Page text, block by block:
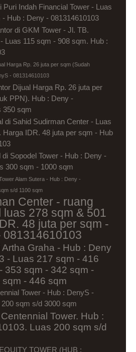
Puri Indah Financial Tower - Luas
Hub : Deny - 081314610103
di GKM Tower - Jl. TB.
Luas 115 sqm - 908 sqm. Hub :
Harga Rp. 26 juta per sqm (Sudah
- 081314610103
Dijual Harga Rp. 26 juta per
PPN). Hub : Deny -
350 sqm
di Sahid Sudirman Center - Luas
Harga IDR. 48 juta per sqm - Hub
Sopodel Tower - Hub : Deny -
300 sqm - 1000 sqm
Alam Sutera - Hub : Deny -
s/d 1100 sqm
Center - ruang
luas 278 sqm & 501
48 juta per sqm -
081314610103
Graha - Hub : Deny
- Luas 217 sqm - 416
353 sqm - 342 sqm -
- 446 sqm
Tower - Hub : DenyS -
sqm s/d 3000 sqm
Tower. Hub :
Luas 200 sqm s/d
TOWER (HUB :